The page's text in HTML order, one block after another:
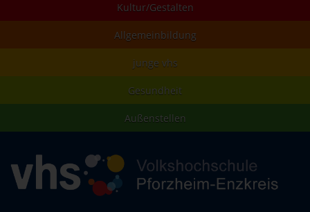
Kultur/Gestalten
Allgemeinbildung
junge vhs
Gesundheit
Außenstellen